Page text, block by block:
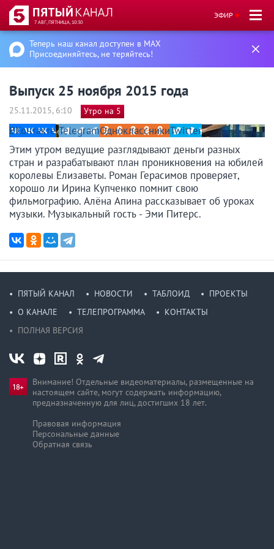
7 АВГ, ПЯТНИЦА, 10:30
ЭФИР
Теперь наш канал доступен в MAX
Присоединяйтесь, не теряйтесь!
Выпуск 25 ноября 2015 года
25.11.2015, 6:10 Утро на 5
ВКонтакте TelegramОдноклассникиTwitter
Этим утром ведущие разглядывают деньги разных
стран и разрабатывают план проникновения на юбилей
королевы Елизаветы. Роман Герасимов проверяет,
хорошо ли Ирина Купченко помнит свою
фильмографию. Алёна Апина рассказывает об уроках
музыки. Музыкальный гость - Эми Питерс.
ПЯТЫЙ КАНАЛ НОВОСТИ ТАБЛОИД
ПРОЕКТЫ
О КАНАЛЕ
ТЕЛЕПРОГРАММА
КОНТАКТЫ
ПОЛНАЯ ВЕРСИЯ
Внимание! Отдельные видеоматериалы, размещенные на
настоящем сайте, могут содержать информацию,
предназначен­ную для лиц, достигших 18 лет.
Правовая информация
Персональные данные
Обратная связь